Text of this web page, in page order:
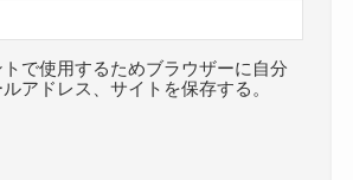
で使用するためブラウザーに自分
アドレス、サイトを保存する。